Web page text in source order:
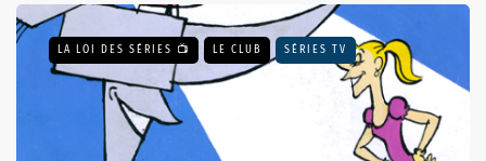
LA LOI DES SÉRIES 📺 LE CLUB SÉRIES TV